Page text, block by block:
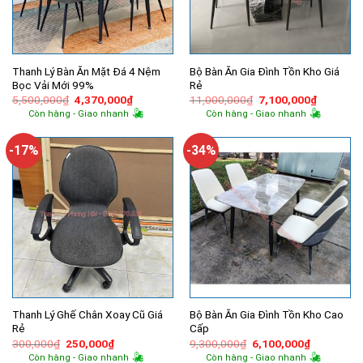
Thanh Lý Bàn Ăn Mặt Đá 4 Nệm
Bọc Vải Mới 99%
5,500,000₫ Giá
gốc
là:
4,370,000₫Giá
hiện
tại
4,370,000₫.
Còn hàng - Giao nhanh
Bộ Bàn Ăn Gia Đình Tồn Kho Giá
Rẻ
11,000,000₫ Giá
gốc
là:
7,100,000₫Giá
hiện
tại
Còn hàng - Giao nhanh
-17%
Thanh Lý Ghế Chân Xoay Cũ Giá
Rẻ
300,000₫ Giá
gốc
250,000₫Giá
hiện
Còn hàng - Giao nhanh
-34%
Bộ Bàn Ăn Gia Đình Tồn Kho Cao
Cấp
9,300,000₫ Giá
gốc
6,100,000₫Giá
hiện
Còn hàng - Giao nhanh